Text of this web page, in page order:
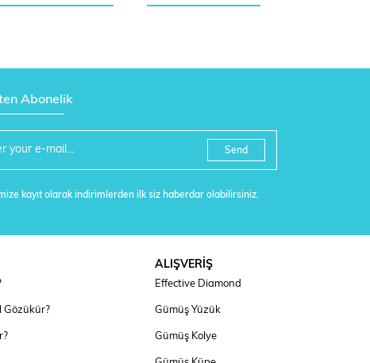
Abonelik
Send
kayıt olarak indirimlerden ilk siz haberdar olabilirsiniz.
Gözükür?
ALIŞVERİŞ
Effective Diamond
Gümüş Yüzük
Gümüş Kolye